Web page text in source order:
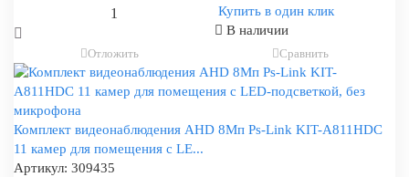
Купить в один клик
В наличии
Отложить Сравнить
Комплект видеонаблюдения AHD 8Мп Ps-Link KIT-A811HDC
11 камер для помещения с LE...
Артикул: 309435